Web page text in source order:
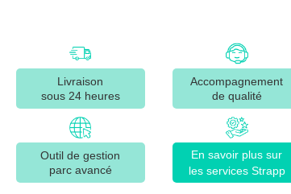
Livraison
sous 24 heures
Accompagnement
de qualité
Outil de gestion
parc avancé
En savoir plus sur
les services Strapp